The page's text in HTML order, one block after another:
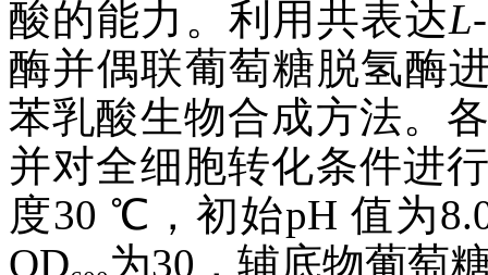
酸的能力。利用共表达L
酶并偶联葡萄糖脱氢酶
苯乳酸生物合成方法。
并对全细胞转化条件进
度30 ℃，初始pH 值为
OD
为30，辅底物葡萄